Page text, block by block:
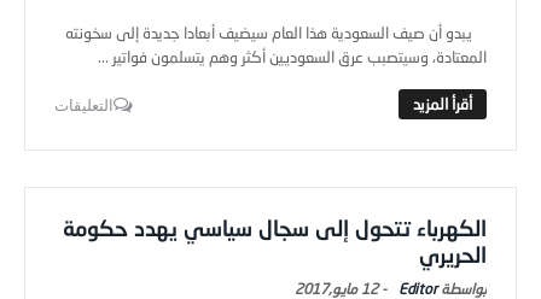
يبدو أن صيف السعودية هذا العام سيضيف أبعادا جديدة إلى سخونته
المعتادة، وسيتصبب عرق السعوديين أكثر وهم يتسلمون فواتير ...
التعليقات
الكهرباء تتحول إلى سجال سياسي يهدد حكومة
الحريري
Editor
-12 مايو,2017